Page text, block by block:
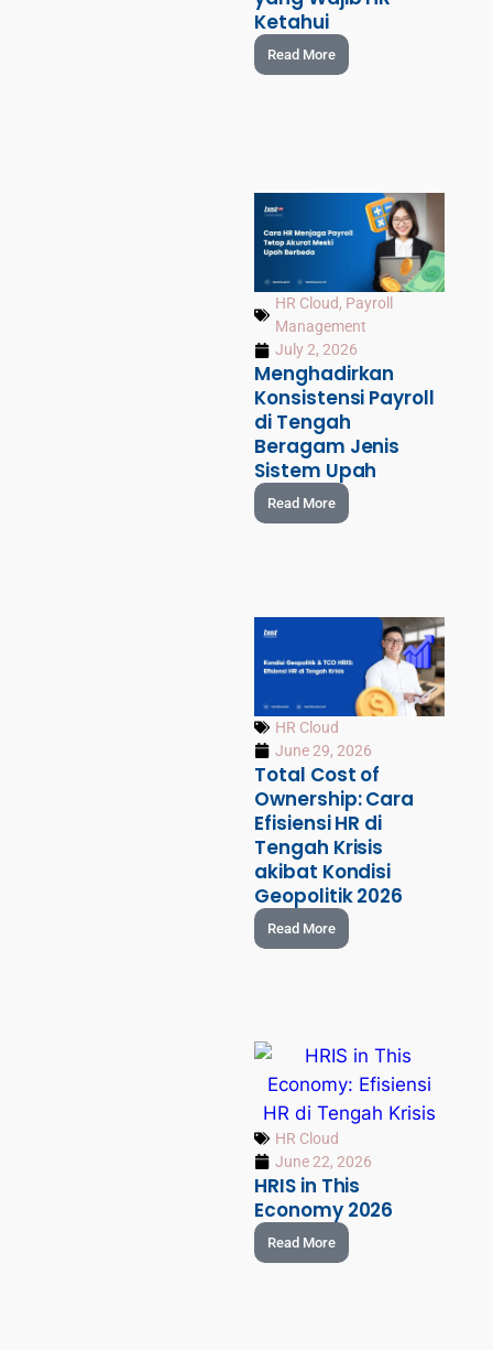
Ketahui
Read More
HR Cloud, Payroll
Management
July 2, 2026
Menghadirkan
Konsistensi Payroll
di Tengah
Beragam Jenis
Sistem Upah
Read More
HR Cloud
June 29, 2026
Total Cost of
Ownership: Cara
Efisiensi HR di
Tengah Krisis
akibat Kondisi
Geopolitik 2026
Read More
HR Cloud
June 22, 2026
HRIS in This
Economy 2026
Read More